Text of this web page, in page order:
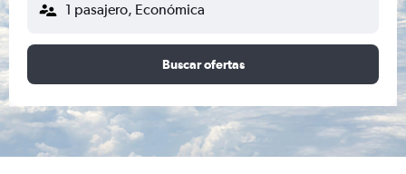
1 pasajero, Económica
Buscar ofertas